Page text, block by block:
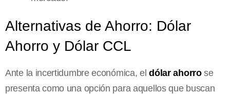
Alternativas de Ahorro: Dólar
Ahorro y Dólar CCL
Ante la incertidumbre económica, eldólar ahorrose
presenta como una opción para aquellos que buscan